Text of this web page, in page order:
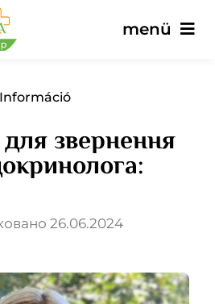
menü
Fő
Információ
звернення
26.06.2024